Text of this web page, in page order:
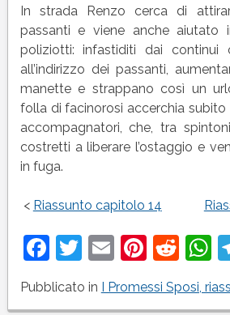
In strada Renzo cerca di
passanti e viene anche aiutato
poliziotti: infastiditi dai continui
all’indirizzo dei passanti,
manette e strappano così un
folla di facinorosi accerchia subito
accompagnatori, che, tra
costretti a liberare l’ostaggio e
in fuga.
< Riassunto capitolo 14
Facebook
Twitter
Email
Pubblicato in I Promessi Sposi,